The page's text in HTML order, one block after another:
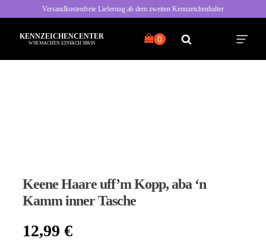
Versandkostenfreie Lieferung ab dem zweiten Kennzeichenhalter
KENNZEICHENCENTER
WIR MACHEN EINFACH SPASS
Keene Haare uff’m Kopp, aba ‘n
Kamm inner Tasche
12,99 €